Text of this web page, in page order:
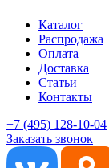
Каталог
Распродажа
Оплата
Доставка
Статьи
Контакты
+7 (495) 128-10-04
Заказать звонок